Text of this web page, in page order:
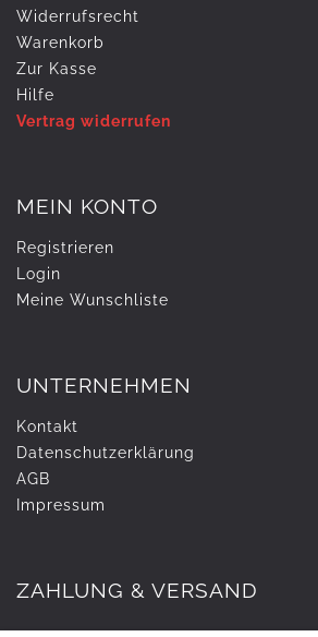
Widerrufs­recht
Warenkorb
Zur Kasse
Hilfe
Vertrag widerrufen
MEIN KONTO
Registrieren
Login
Meine Wunschliste
UNTERNEHMEN
Kontakt
Daten­schutz­erklärung
AGB
Impressum
ZAHLUNG & VERSAND